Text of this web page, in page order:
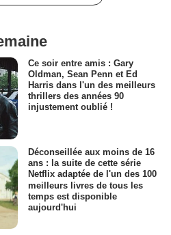
Ce soir entre amis : Gary
Oldman, Sean Penn et Ed
Harris dans l'un des meilleurs
thrillers des années 90
injustement oublié !
Déconseillée aux moins de 16
ans : la suite de cette série
Netflix adaptée de l'un des 100
meilleurs livres de tous les
temps est disponible
aujourd'hui